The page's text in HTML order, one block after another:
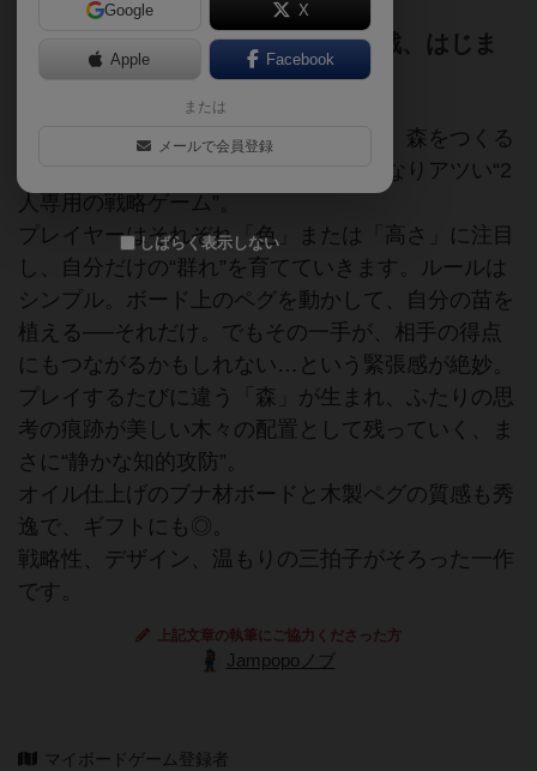
読み合いが森になる。静かな頭脳戦、はじま
る。
『ヴァルドマイスター』は、木を育て、森をつくる
という優しいテーマに見えて、実はかなりアツい“2
人専用の戦略ゲーム”。
プレイヤーはそれぞれ「色」または「高さ」に注目
し、自分だけの“群れ”を育てていきます。ルールは
シンプル。ボード上のペグを動かして、自分の苗を
植える──それだけ。でもその一手が、相手の得点
にもつながるかもしれない…という緊張感が絶妙。
プレイするたびに違う「森」が生まれ、ふたりの思
考の痕跡が美しい木々の配置として残っていく、ま
さに“静かな知的攻防”。
オイル仕上げのブナ材ボードと木製ペグの質感も秀
逸で、ギフトにも◎。
戦略性、デザイン、温もりの三拍子がそろった一作
です。
上記文章の執筆にご協力くださった方
Jampopoノブ
マイボードゲーム登録者
Google X
Apple Facebook
または
メールで会員登録
しばらく表示しない